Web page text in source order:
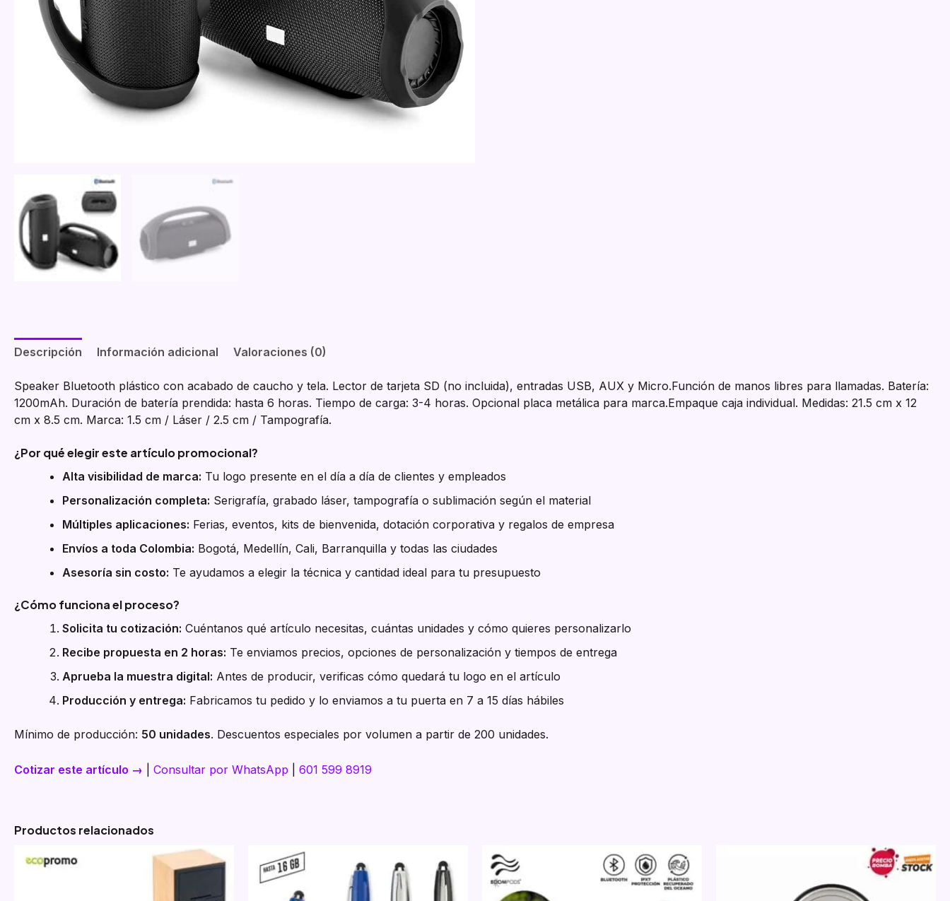
Descripción Información adicional Valoraciones (0)
Speaker Bluetooth plástico con acabado de caucho y tela. Lector de tarjeta SD (no incluida), entradas USB, AUX y Micro.Función de manos libres para llamadas. Batería:
1200mAh. Duración de batería prendida: hasta 6 horas. Tiempo de carga: 3-4 horas. Opcional placa metálica para marca.Empaque caja individual. Medidas: 21.5 cm x 12
cm x 8.5 cm. Marca: 1.5 cm / Láser / 2.5 cm / Tampografía.
¿Por qué elegir este artículo promocional?
Alta visibilidad de marca: Tu logo presente en el día a día de clientes y empleados
Personalización completa: Serigrafía, grabado láser, tampografía o sublimación según el material
Múltiples aplicaciones: Ferias, eventos, kits de bienvenida, dotación corporativa y regalos de empresa
Envíos a toda Colombia: Bogotá, Medellín, Cali, Barranquilla y todas las ciudades
Asesoría sin costo: Te ayudamos a elegir la técnica y cantidad ideal para tu presupuesto
¿Cómo funciona el proceso?
Solicita tu cotización: Cuéntanos qué artículo necesitas, cuántas unidades y cómo quieres personalizarlo
Recibe propuesta en 2 horas: Te enviamos precios, opciones de personalización y tiempos de entrega
Aprueba la muestra digital: Antes de producir, verificas cómo quedará tu logo en el artículo
Producción y entrega: Fabricamos tu pedido y lo enviamos a tu puerta en 7 a 15 días hábiles
Mínimo de producción: 50 unidades. Descuentos especiales por volumen a partir de 200 unidades.
Cotizar este artículo → Consultar por WhatsApp 601 599 8919
Productos relacionados